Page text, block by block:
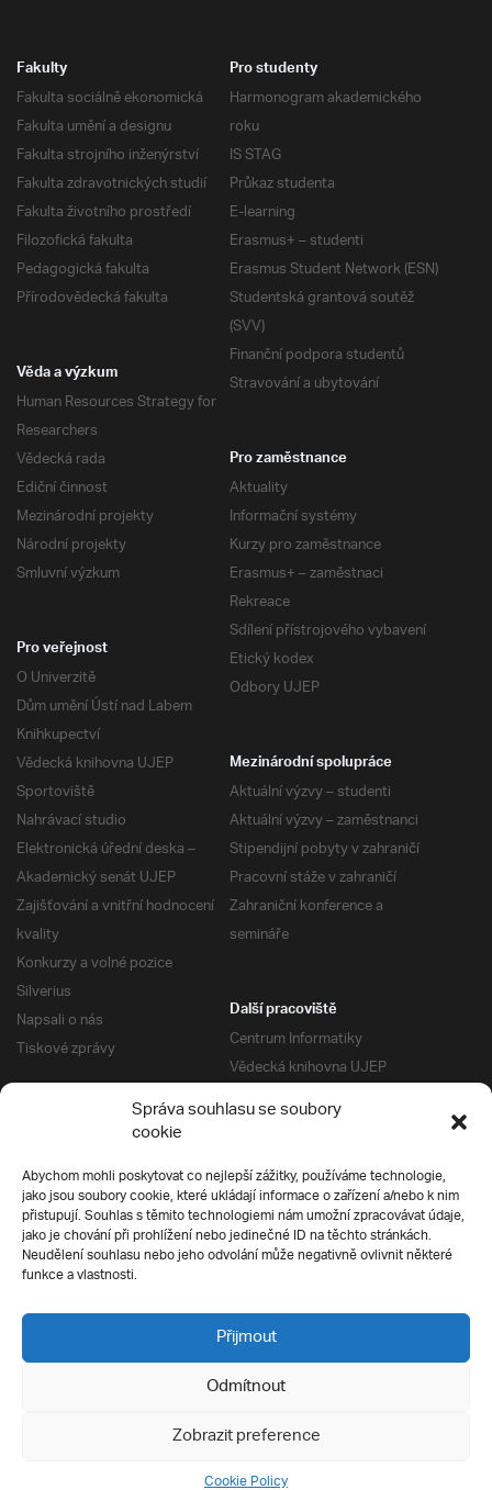
Správa souhlasu se soubory
cookie
Abychom mohli poskytovat co nejlepší zážitky, používáme technologie,
jako jsou soubory cookie, které ukládají informace o zařízení a/nebo k nim
přistupují. Souhlas s těmito technologiemi nám umožní zpracovávat údaje,
jako je chování při prohlížení nebo jedinečné ID na těchto stránkách.
Neudělení souhlasu nebo jeho odvolání může negativně ovlivnit některé
funkce a vlastnosti.
Přijmout
Odmítnout
Zobrazit preference
Cookie Policy
Fakulty
Fakulta sociálně ekonomická
Fakulta umění a designu
Fakulta strojního inženýrství
Fakulta zdravotnických studií
Fakulta životního prostředí
Filozofická fakulta
Pedagogická fakulta
Přírodovědecká fakulta
Pro studenty
Harmonogram akademického
roku
IS STAG
Průkaz studenta
E-learning
Erasmus+ – studenti
Erasmus Student Network (ESN)
Studentská grantová soutěž
(SVV)
Finanční podpora studentů
Stravování a ubytování
Věda a výzkum
Human Resources Strategy for
Researchers
Vědecká rada
Ediční činnost
Mezinárodní projekty
Národní projekty
Smluvní výzkum
Pro zaměstnance
Aktuality
Informační systémy
Kurzy pro zaměstnance
Erasmus+ – zaměstnaci
Rekreace
Sdílení přístrojového vybavení
Etický kodex
Odbory UJEP
Pro veřejnost
O Univerzitě
Dům umění Ústí nad Labem
Knihkupectví
Vědecká knihovna UJEP
Sportoviště
Nahrávací studio
Elektronická úřední deska –
Akademický senát UJEP
Zajišťování a vnitřní hodnocení
kvality
Konkurzy a volné pozice
Silverius
Napsali o nás
Tiskové zprávy
Mezinárodní spolupráce
Aktuální výzvy – studenti
Aktuální výzvy – zaměstnanci
Stipendijní pobyty v zahraničí
Pracovní stáže v zahraničí
Zahraniční konference a
semináře
Další pracoviště
Centrum Informatiky
Vědecká knihovna UJEP
Správa kolejí a menz
Univerzitní centrum podpory
Silverius
Pro uchazeče
Přijímací řízení
E-prihlaska
Přípravné kurzy
Ochrana soukromí
Všechna práva vyhrazena